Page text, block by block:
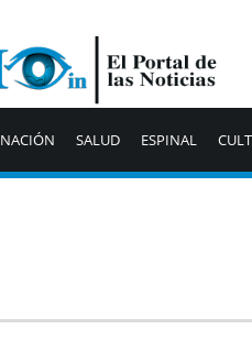
NACIÓN SALUD ESPINAL